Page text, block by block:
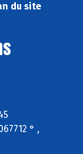
du site
° ,